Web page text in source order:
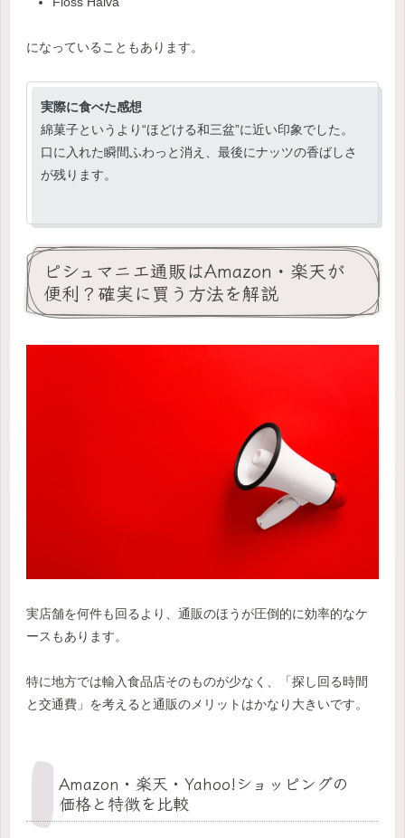
になっていることもあります。
実際に食べた感想
綿菓子というより“ほどける和三盆”に近い印象でした。
口に入れた瞬間ふわっと消え、最後にナッツの香ばしさ
が残ります。
ピシュマニエ通販はAmazon・楽天が
便利？確実に買う方法を解説
実店舗を何件も回るより、通販のほうが圧倒的に効率的なケ
ースもあります。
特に地方では輸入食品店そのものが少なく、「探し回る時間
と交通費」を考えると通販のメリットはかなり大きいです。
Amazon・楽天・Yahoo!ショッピングの
価格と特徴を比較